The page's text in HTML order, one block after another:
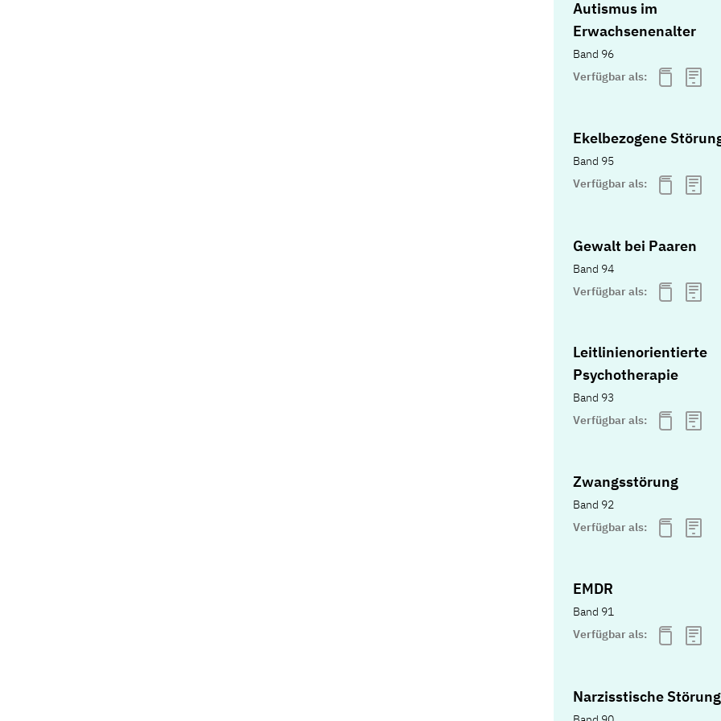
Autismus im
Erwachsenenalter
Band 96
Verfügbar als:
Ekelbezogene
Band 95
Verfügbar als:
Gewalt bei Paaren
Band 94
Verfügbar als:
Leitlinienorientierte
Psychotherapie
Band 93
Verfügbar als:
Zwangsstörung
Band 92
Verfügbar als:
EMDR
Band 91
Verfügbar als:
Narzisstische Störung